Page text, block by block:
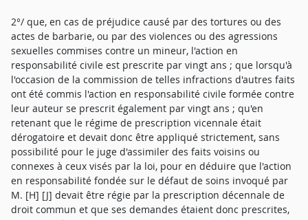
2°/ que, en cas de préjudice causé par des tortures ou des
actes de barbarie, ou par des violences ou des agressions
sexuelles commises contre un mineur, l'action en
responsabilité civile est prescrite par vingt ans ; que lorsqu'à
l'occasion de la commission de telles infractions d'autres faits
ont été commis l'action en responsabilité civile formée contre
leur auteur se prescrit également par vingt ans ; qu'en
retenant que le régime de prescription vicennale était
dérogatoire et devait donc être appliqué strictement, sans
possibilité pour le juge d'assimiler des faits voisins ou
connexes à ceux visés par la loi, pour en déduire que l'action
en responsabilité fondée sur le défaut de soins invoqué par
M. [H] [J] devait être régie par la prescription décennale de
droit commun et que ses demandes étaient donc prescrites,